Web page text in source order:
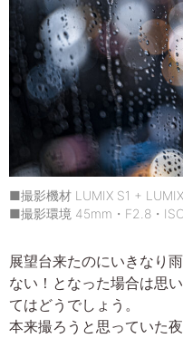
■撮影機材 LUMIX S1 +
■撮影環境 45mm・F2.8・
展望台来たのにいきなり
ない！となった場合は思
てはどうでしょう。
本来撮ろうと思っていた